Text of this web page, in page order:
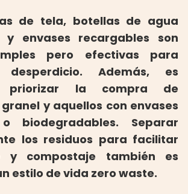
de tela, botellas de agua
y envases recargables son
pero efectivas para
Además, es
priorizar la compra de
y aquellos con envases
biodegradables.
Separar
los residuos para facilitar
y compostaje también es
estilo de vida zero waste.